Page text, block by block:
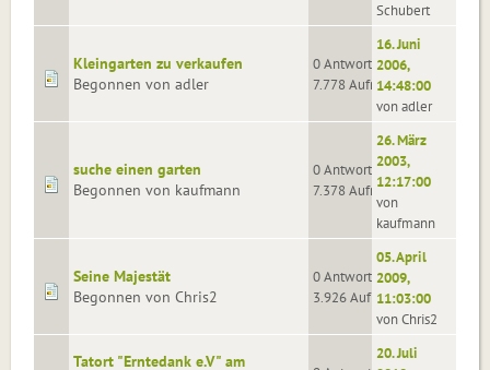
Schubert
Kleingarten zu verkaufen
Begonnen von adler
0 Antworten
7.778 Aufrufe
16. Juni
2006,
14:48:00
von adler
suche einen garten
Begonnen von kaufmann
0 Antworten
7.378 Aufrufe
26. März
2003,
12:17:00
von
kaufmann
Seine Majestät
Begonnen von Chris2
0 Antworten
3.926 Aufrufe
05. April
2009,
11:03:00
von Chris2
Tatort "Erntedank e.V" am
20. Juli